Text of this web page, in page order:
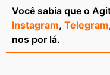
Você sabia que o
Instagram, Telegram
nos por lá.